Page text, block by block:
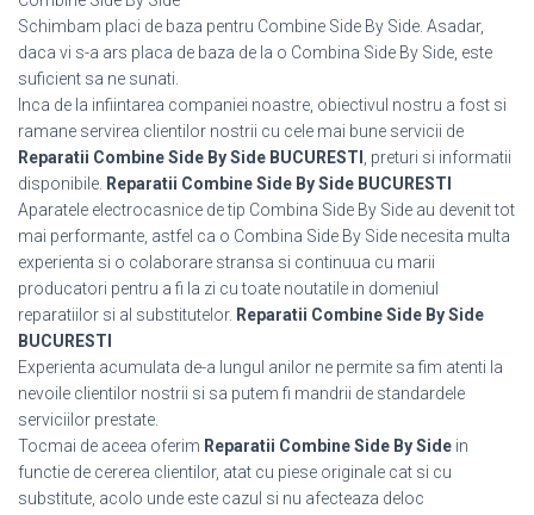
Schimbam placi de baza pentru Combine Side By Side. Asadar,
daca vi s-a ars placa de baza de la o Combina Side By Side, este
suficient sa ne sunati.
Inca de la infiintarea companiei noastre, obiectivul nostru a fost si
ramane servirea clientilor nostrii cu cele mai bune servicii de
Reparatii Combine Side By Side BUCURESTI
, preturi si informatii
disponibile. Reparatii Combine Side By Side BUCURESTI
Aparatele electrocasnice de tip Combina Side By Side au devenit tot
mai performante, astfel ca o Combina Side By Side necesita multa
experienta si o colaborare stransa si continuua cu marii
producatori pentru a fi la zi cu toate noutatile in domeniul
reparatiilor si al substitutelor. Reparatii Combine Side By Side
BUCURESTI
Experienta acumulata de-a lungul anilor ne permite sa fim atenti la
nevoile clientilor nostrii si sa putem fi mandrii de standardele
serviciilor prestate.
Tocmai de aceea oferim Reparatii Combine Side By Side in
functie de cererea clientilor, atat cu piese originale cat si cu
substitute, acolo unde este cazul si nu afecteaza deloc